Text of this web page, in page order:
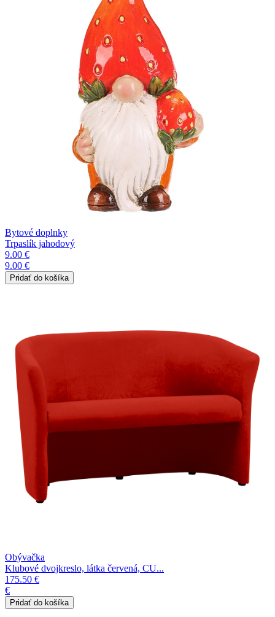
Bytové doplnky
Trpaslík jahodový
9.00 €
9.00 €
Obývačka
Klubové dvojkreslo, látka červená, CU...
175.50 €
€